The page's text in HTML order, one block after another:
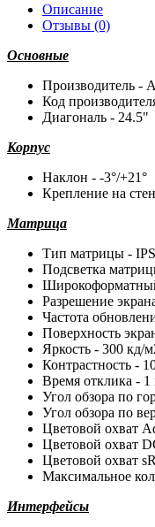
Описание
Отзывы (0)
Основные
Производитель -
Код
Диагональ - 24.5"
Корпус
Наклон - -3°/+21°
Крепление на
Матрица
Тип матрицы - IPS
Подсветка
Разрешение
Частота
Поверхность
Яркость - 300 кд/
Контрастность -
Время отклика - 1
Угол обзора по
Угол обзора по
Цветовой охват
Цветовой охват
Цветовой охват
Максимальное
Интерфейсы